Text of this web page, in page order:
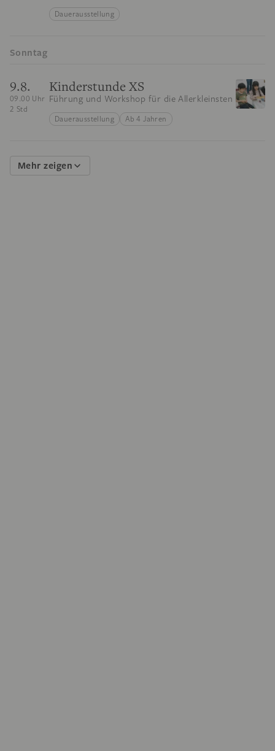
Dauerausstellung
Sonntag
9.8.
09.00 Uhr
2 Std
Kinderstunde XS
Führung und Workshop für die Allerkleinsten
Dauerausstellung Ab 4 Jahren
Mehr zeigen